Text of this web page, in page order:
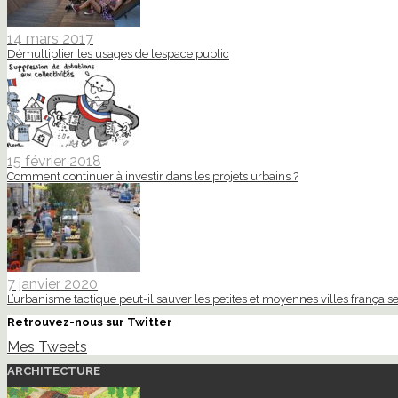
14 mars 2017
Démultiplier les usages de l’espace public
15 février 2018
Comment continuer à investir dans les projets urbains ?
7 janvier 2020
L’urbanisme tactique peut-il sauver les petites et moyennes villes
Retrouvez-nous sur Twitter
Mes Tweets
ARCHITECTURE